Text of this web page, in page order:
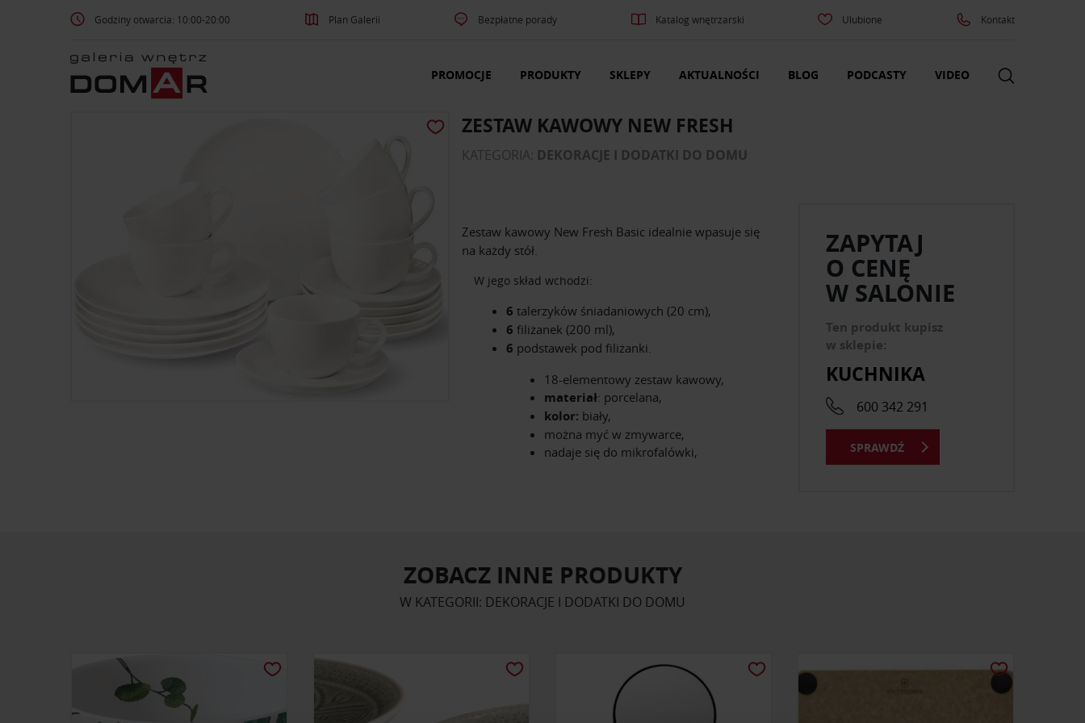
Godziny otwarcia: 10:00-20:00 Plan Galerii Bezpłatne porady Katalog wnętrzarski Ulubione Kontakt
PROMOCJE PRODUKTY SKLEPY AKTUALNOŚCI BLOG PODCASTY VIDEO
ZESTAW KAWOWY NEW FRESH
KATEGORIA: DEKORACJE I DODATKI DO DOMU
Zestaw kawowy New Fresh Basic idealnie wpasuje się
na każdy stół.
W jego skład wchodzi:
6 talerzyków śniadaniowych (20 cm),
6 filiżanek (200 ml),
6 podstawek pod filiżanki.
18-elementowy zestaw kawowy,
materiał: porcelana,
kolor: biały,
można myć w zmywarce,
nadaje się do mikrofalówki,
ZAPYTAJ
O CENĘ
W SALONIE
Ten produkt kupisz
w sklepie:
KUCHNIKA
600 342 291
SPRAWDŹ
ZOBACZ INNE PRODUKTY
W KATEGORII: DEKORACJE I DODATKI DO DOMU